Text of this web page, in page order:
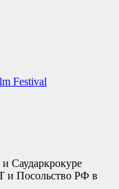
Festival
Саударкрокуре
и Посольство РФ в